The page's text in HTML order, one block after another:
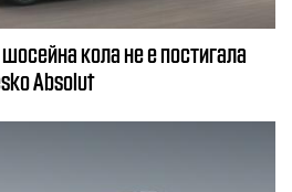
кола не е постигала
Absolut